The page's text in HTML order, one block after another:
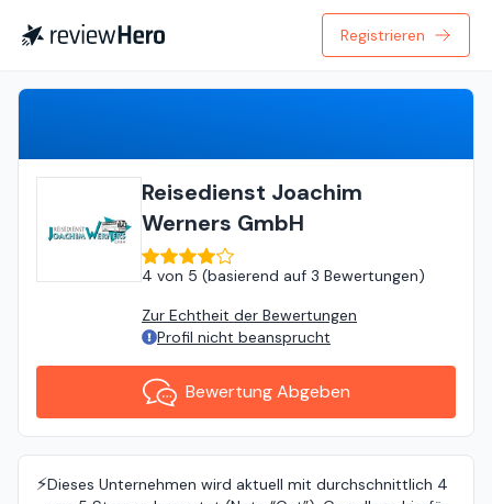
Registrieren
Reisedienst Joachim
Werners GmbH
4 von 5 (basierend auf 3 Bewertungen)
Zur Echtheit der Bewertungen
Profil nicht beansprucht
Bewertung Abgeben
⚡️Dieses Unternehmen wird aktuell mit durchschnittlich 4